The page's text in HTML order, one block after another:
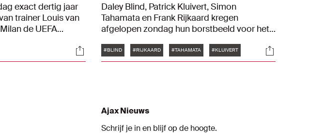
exact dertig jaar
trainer Louis van
de UEFA
werden de
stadion in
Socials
Daley Blind, Patrick Kluivert, Simon
Tahamata en Frank Rijkaard kregen
afgelopen zondag hun borstbeeld voor het
Laatstgenoemde kon er helaas niet bij zijn,
maar Louis van Gaal bedankte de
Tags
#BLIND #RIJKAARD #TAHAMATA #KLUIVERT Socials
Ajax Nieuws
Schrijf je in en blijf op de hoogte.